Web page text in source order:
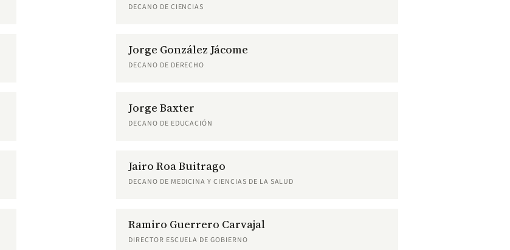
DECANO DE CIENCIAS
Jorge González Jácome
DECANO DE DERECHO
Jorge Baxter
DECANO DE EDUCACIÓN
Jairo Roa Buitrago
DECANO DE MEDICINA Y CIENCIAS DE LA SALUD
Ramiro Guerrero Carvajal
DIRECTOR ESCUELA DE GOBIERNO